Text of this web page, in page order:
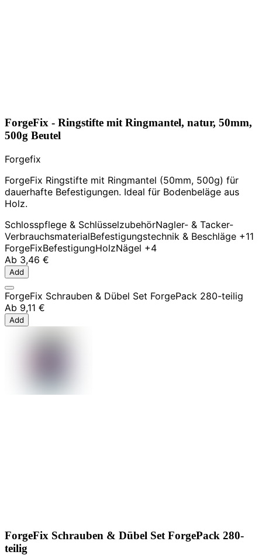
ForgeFix - Ringstifte mit Ringmantel, natur, 50mm,
500g Beutel
Forgefix
ForgeFix Ringstifte mit Ringmantel (50mm, 500g) für
dauerhafte Befestigungen. Ideal für Bodenbeläge aus
Holz.
Schlosspflege & SchlüsselzubehörNagler- & Tacker-
VerbrauchsmaterialBefestigungstechnik & Beschläge +11
ForgeFixBefestigungHolzNägel +4
Ab 3,46 €
Add
ForgeFix Schrauben & Dübel Set ForgePack 280-teilig
Ab 9,11 €
Add
ForgeFix Schrauben & Dübel Set ForgePack 280-
teilig